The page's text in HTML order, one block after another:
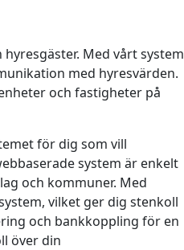
Med vårt system
med hyresvärden.
och fastigheter på
för dig som vill
system är enkelt
och kommuner. Med
vilket ger dig stenkoll
och bankkoppling för en
över din